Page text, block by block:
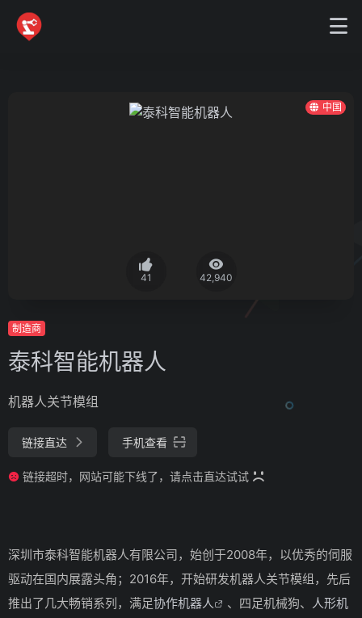
中国
41 42,940
制造商
泰科智能机器人
机器人关节模组
链接直达 手机查看
链接超时，网站可能下线了，请点击直达试试
深圳市泰科智能机器人有限公司，始创于2008年，以优秀的伺服
驱动在国内展露头角；2016年，开始研发机器人关节模组，先后
推出了几大畅销系列，满足协作机器人 、四足机械狗、
人形机